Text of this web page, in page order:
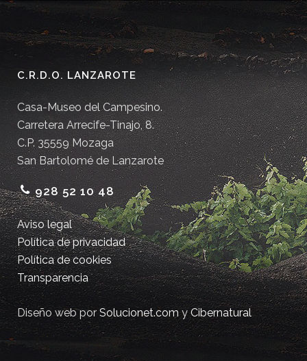
C.R.D.O. LANZAROTE
Casa-Museo del Campesino.
Carretera Arrecife-Tinajo, 8.
C.P. 35559 Mozaga
San Bartolomé de Lanzarote
928 52 10 48
Aviso legal
Política de privacidad
Política de cookies
Transparencia
Diseño web porSolucionet.comyCibernatural